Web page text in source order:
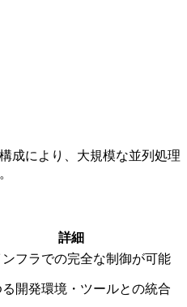
成により、大規模な並列処理
詳細
ンフラでの完全な制御が可能
開発環境・ツールとの統合